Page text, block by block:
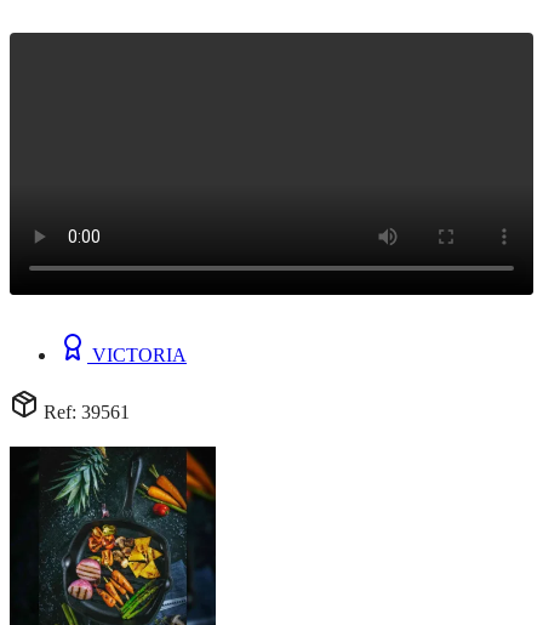
VICTORIA
Ref: 39561